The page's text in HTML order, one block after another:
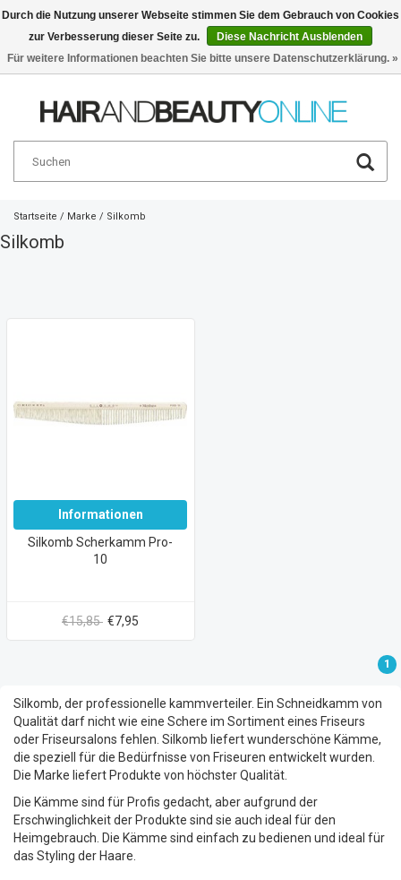
Deutsch €
Startseite / Marke / Silkomb
Silkomb
Informationen
Silkomb Scherkamm Pro-
10
€15,85 €7,95
1
Silkomb, der professionelle kammverteiler. Ein Schneidkamm von
Qualität darf nicht wie eine Schere im Sortiment eines Friseurs
oder Friseursalons fehlen. Silkomb liefert wunderschöne Kämme,
die speziell für die Bedürfnisse von Friseuren entwickelt wurden.
Die Marke liefert Produkte von höchster Qualität.
Die Kämme sind für Profis gedacht, aber aufgrund der
Erschwinglichkeit der Produkte sind sie auch ideal für den
Heimgebrauch. Die Kämme sind einfach zu bedienen und ideal für
das Styling der Haare.
Durch die Nutzung unserer Webseite stimmen Sie dem Gebrauch von Cookies
zur Verbesserung dieser Seite zu.
Diese Nachricht Ausblenden
Für weitere Informationen beachten Sie bitte unsere Datenschutzerklärung. »